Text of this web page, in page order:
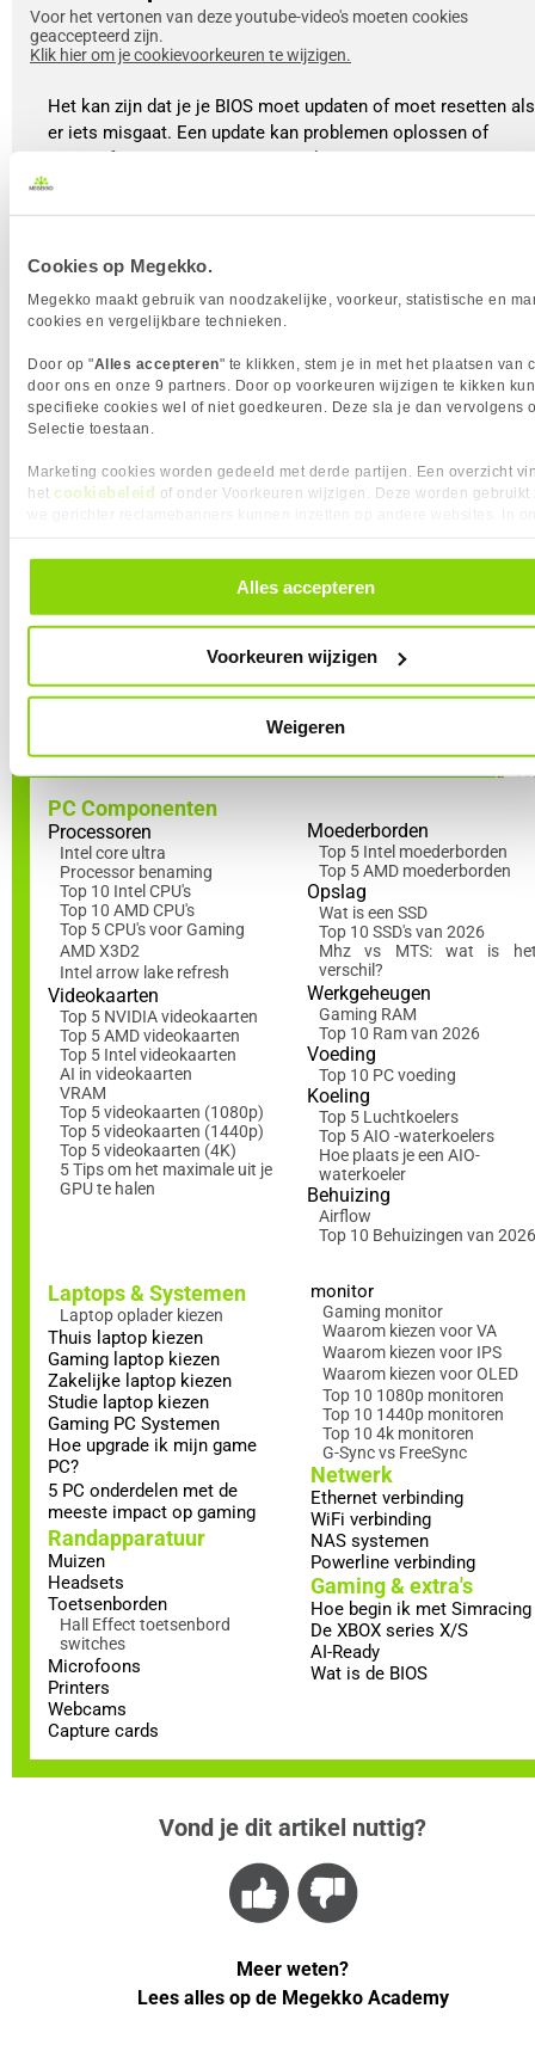
Cookies op Megekko.
Megekko maakt gebruik van noodzakelijke, voorkeur, statistische en
cookies en vergelijkbare technieken.
Door op "Alles accepteren" te klikken, stem je in met het plaatsen van
door ons en onze 9 partners. Door op voorkeuren wijzigen te kikken
specifieke cookies wel of niet goedkeuren. Deze sla je dan vervolgens
Selectie toestaan.
Marketing cookies worden gedeeld met derde partijen. Een overzicht
het cookiebeleid of onder Voorkeuren wijzigen. Deze worden gebruikt
toestemming altijd intrekken, dit doe je door in de footer van onze
klikken op ‘Cookievoorkeuren’ onder het kopje ‘Mijn gegevens’.
Alles accepteren
Voorkeuren wijzigen
Weigeren
Het kan zijn dat je je BIOS moet updaten of moet resetten als
er iets misgaat. Een update kan problemen oplossen of
nieuwe functies toevoegen, terwijl een reset je BIOS terugzet
naar de fabrieksinstellingen. Er zijn verschillende manieren
om dit te doen: sommigen moederboerden hebben een Reset
manier is om de batterij van je moederbord te verwijderen en
na een korte pauze weer terug te plaatsen. De laatste manier
is door de JBAT-pins te kortsluiten met een schroevendraaier
en kom je weer in de first time bootup, waar alles weer terug
staat in de fabrieksinstellingen.
Voor het vertonen van deze youtube-video's moeten cookies
geaccepteerd zijn.
Klik hier om je cookievoorkeuren te wijzigen.
gebruiker. Door vertrouwd te raken met het BIOS haal je niet
alleen het maximale uit je hardware maar behoud je ook de
Lees nu ook in de Academy
PC Componenten
Processoren
Intel core ultra
Processor benaming
Top 10 Intel CPU's
Top 10 AMD CPU's
Top 5 CPU's voor Gaming
AMD X3D2
Intel arrow lake refresh
Videokaarten
Top 5 NVIDIA videokaarten
Top 5 AMD videokaarten
Top 5 Intel videokaarten
AI in videokaarten
VRAM
Top 5 videokaarten (1080p)
Top 5 videokaarten (1440p)
Top 5 videokaarten (4K)
5 Tips om het maximale uit je
GPU te halen
Moederborden
Top 5 Intel moederborden
Top 5 AMD moederborden
Opslag
Wat is een SSD
Top 10 SSD's van 2026
Mhz vs MTS: wat is
verschil?
Werkgeheugen
Gaming RAM
Top 10 Ram van 2026
Voeding
Top 10 PC voeding
Koeling
Top 5 Luchtkoelers
Top 5 AIO -waterkoelers
Hoe plaats je een AIO-
waterkoeler
Behuizing
Airflow
Top 10 Behuizingen van
Laptops & Systemen
Laptop oplader kiezen
Thuis laptop kiezen
Gaming laptop kiezen
Zakelijke laptop kiezen
Studie laptop kiezen
Gaming PC Systemen
Hoe upgrade ik mijn game
PC?
5 PC onderdelen met de
meeste impact op gaming
Randapparatuur
Muizen
Headsets
Toetsenborden
Hall Effect toetsenbord
switches
Microfoons
Printers
Webcams
Capture cards
monitor
Gaming monitor
Waarom kiezen voor VA
Waarom kiezen voor IPS
Waarom kiezen voor OLED
Top 10 1080p monitoren
Top 10 1440p monitoren
Top 10 4k monitoren
G-Sync vs FreeSync
Netwerk
Ethernet verbinding
WiFi verbinding
NAS systemen
Powerline verbinding
Gaming & extra's
Hoe begin ik met Simracing
De XBOX series X/S
AI-Ready
Wat is de BIOS
Vond je dit artikel nuttig?
Meer weten?
Lees alles op de Megekko Academy